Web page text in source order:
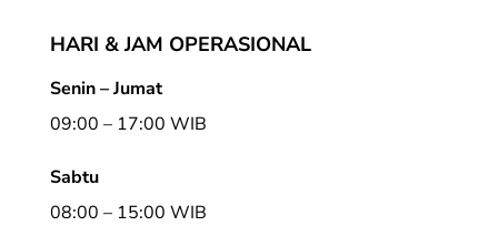
HARI & JAM OPERASIONAL
Senin – Jumat
09:00 – 17:00 WIB
Sabtu
08:00 – 15:00 WIB